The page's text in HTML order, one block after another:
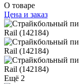
О товаре
Цена и заказ
Ещё 2